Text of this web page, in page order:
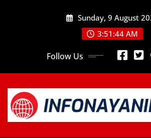
Sunday, 9 August
3:51:46 AM
Follow Us